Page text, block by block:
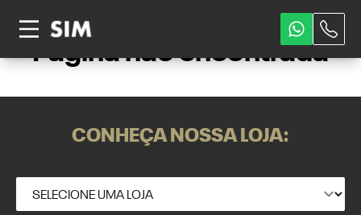
Página não encontrada
CONHEÇA NOSSA LOJA: